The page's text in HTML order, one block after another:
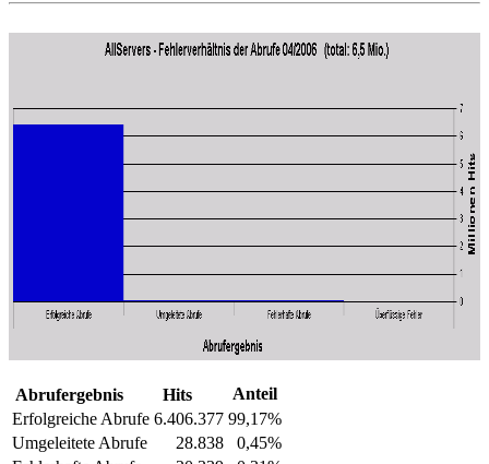
Abrufergebnis Hits
Anteil
Erfolgreiche Abrufe 6.406.377 99,17%
Umgeleitete Abrufe
28.838
0,45%